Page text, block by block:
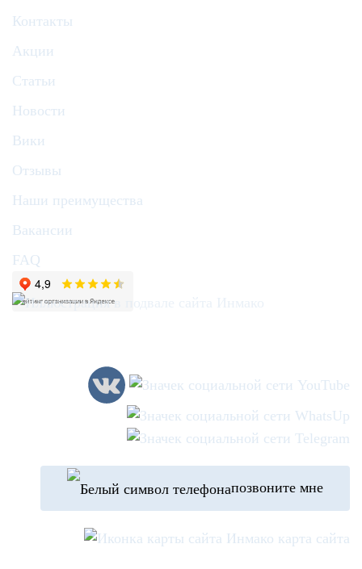
Контакты
Акции
Статьи
Новости
Вики
Отзывы
Наши преимущества
Вакансии
FAQ
позвоните мне
карта сайта